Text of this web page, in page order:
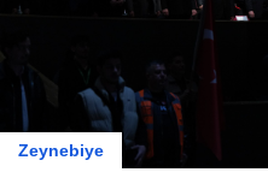
Zeynebiye